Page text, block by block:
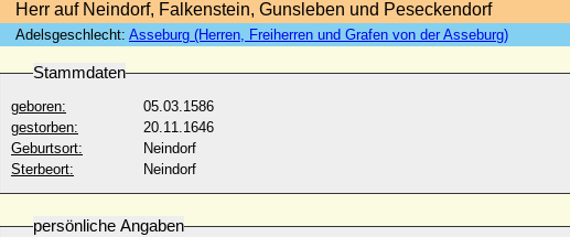
Herr auf Neindorf, Falkenstein, Gunsleben und Peseckendorf
Adelsgeschlecht: Asseburg (Herren, Freiherren und Grafen von der Asseburg)
Stammdaten
geboren:
05.03.1586
gestorben:
20.11.1646
Geburtsort:
Neindorf
Sterbeort:
Neindorf
persönliche Angaben